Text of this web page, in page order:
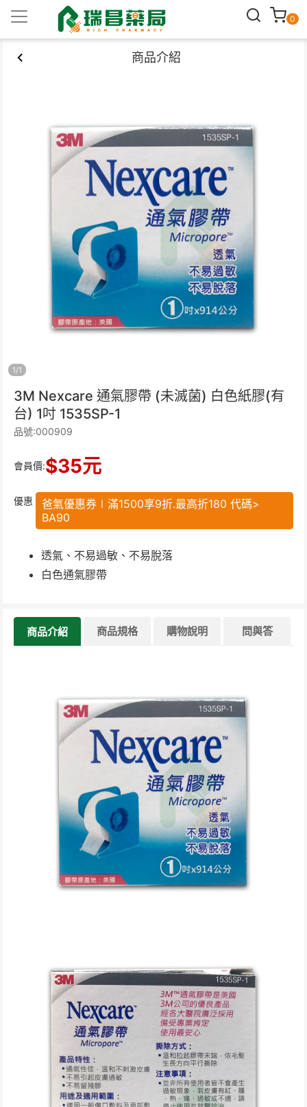
0
商品介紹
1/1
3M Nexcare 通氣膠帶 (未滅菌) 白色紙膠(有
台) 1吋 1535SP-1
品號:000909
會員價:$35元
優惠
爸氣優惠券∣滿1500享9折.最高折180 代碼>
BA90
透氣、不易過敏、不易脫落
白色通氣膠帶
商品介紹 商品規格 購物說明 問與答